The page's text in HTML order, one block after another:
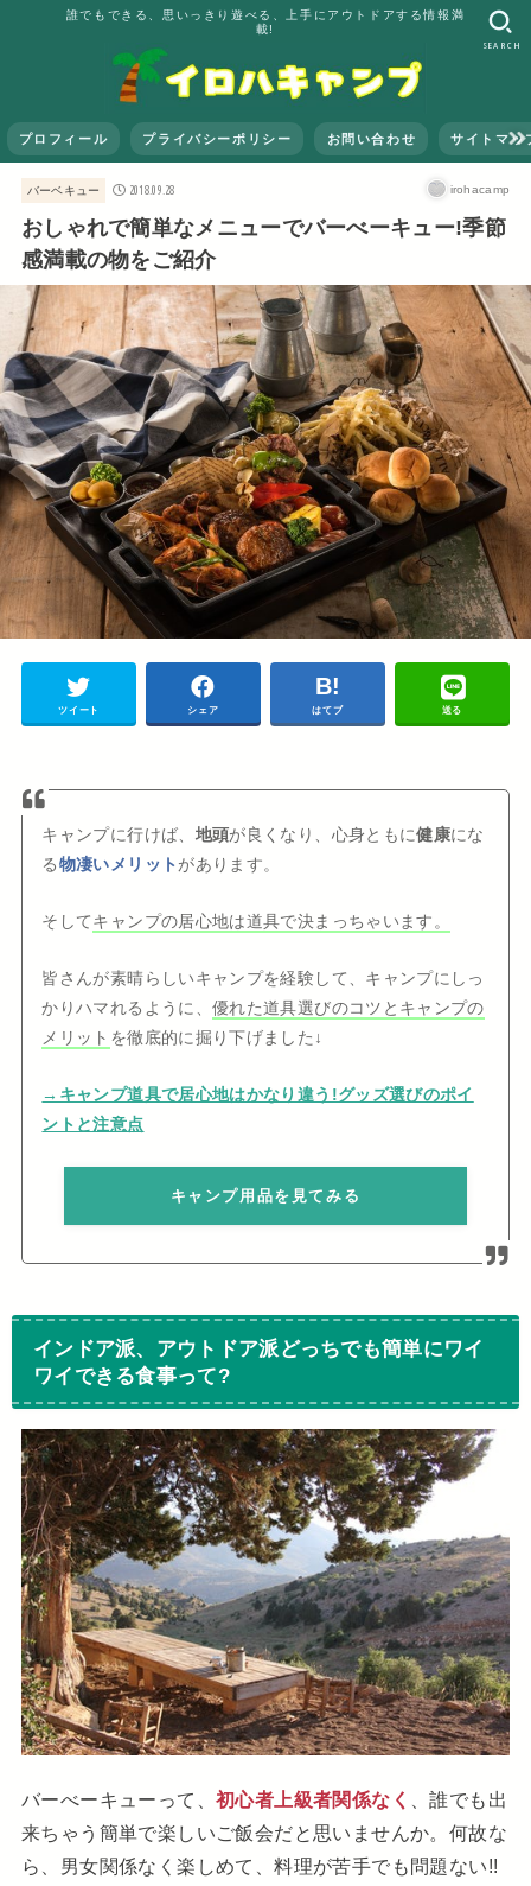
誰でもできる、思いっきり遊べる、上手にアウトドアする情報満
載!
プロフィール プライバシーポリシー お問い合わせ サイトマッ
SEARCH
バーベキュー 2018.09.28 irohacamp
おしゃれで簡単なメニューでバーべーキュー!季節
感満載の物をご紹介
ツイート シェア はてブ 送る
キャンプに行けば、 地頭が良くなり、心身ともに健康にな
る物凄いメリットがあります。
そしてキャンプの居心地は道具で決まっちゃいます。
皆さんが素晴らしいキャンプを経験して、キャンプにしっ
かりハマれるように、 優れた道具選びのコツとキャンプの
メリット を徹底的に掘り下げました↓
→キャンプ道具で居心地はかなり違う!グッズ選びのポイ
ントと注意点
キャンプ用品を見てみる
インドア派、アウトドア派どっちでも簡単にワイ
ワイできる食事って?
バーべーキューって、 初心者上級者関係なく
、誰でも出
来ちゃう簡単で楽しいご飯会だと思いませんか。何故な
ら、男女関係なく楽しめて、料理が苦手でも問題ない!!